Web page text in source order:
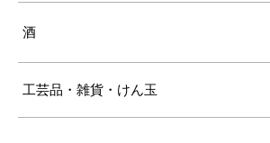
酒
工芸品・雑貨・けん玉